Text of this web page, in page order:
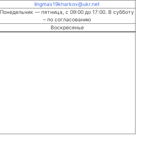
lingmax19kharkov@ukr.net
Понедельник — пятница, с 09:00 до 17:00. В субботу
– по согласованию
Воскресенье